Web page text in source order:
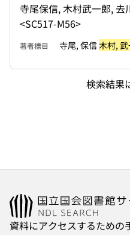
寺尾保信, 木村武一郎, 去
<SC517-M56>
著者標目 寺尾, 保信木村,
検索結果
資料にアクセスするための